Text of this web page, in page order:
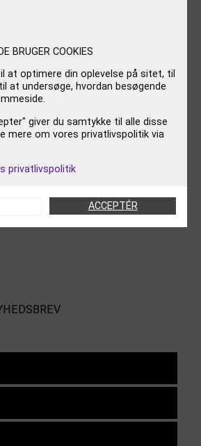
DANMARK
BRUGER COOKIES
at optimere din oplevelse på sitet, til
at undersøge, hvordan besøgende
giver du samtykke til alle disse
mere om vores privatlivspolitik via
privatlivspolitik
ACCEPTÉR